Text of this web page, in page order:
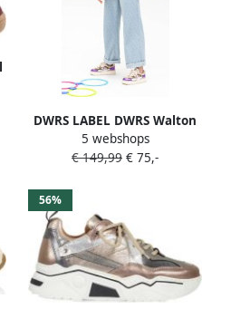
DWRS LABEL DWRS Walton
Leopard sneakers sand Leer
Dames
5 webshops
€ 149,99 € 75,-
56%